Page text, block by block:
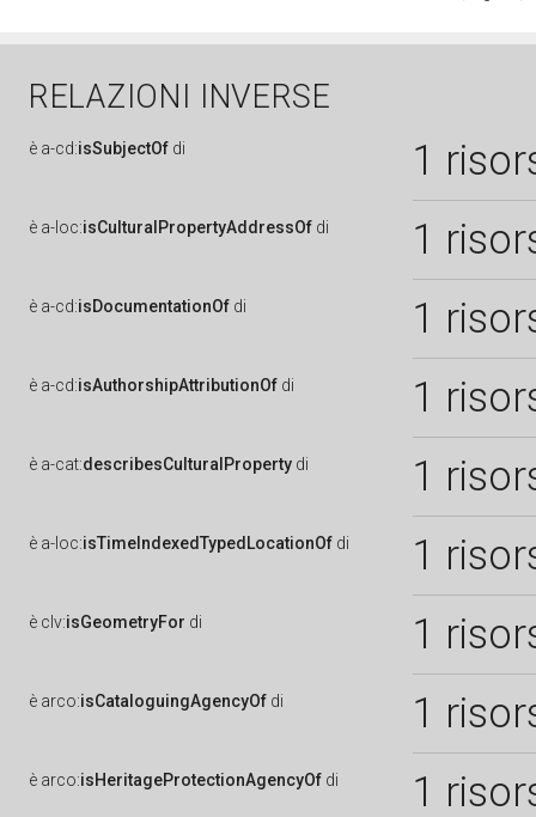
RELAZIONI INVERSE
è a-cd:isSubjectOf di 1
è a-loc:isCulturalPropertyAddressOf di 1
è a-cd:isDocumentationOf di 1
è a-cd:isAuthorshipAttributionOf di 1
è a-cat:describesCulturalProperty di 1
è a-loc:isTimeIndexedTypedLocationOf di 1
è clv:isGeometryFor di 1
è arco:isCataloguingAgencyOf di 1
è arco:isHeritageProtectionAgencyOf di 1